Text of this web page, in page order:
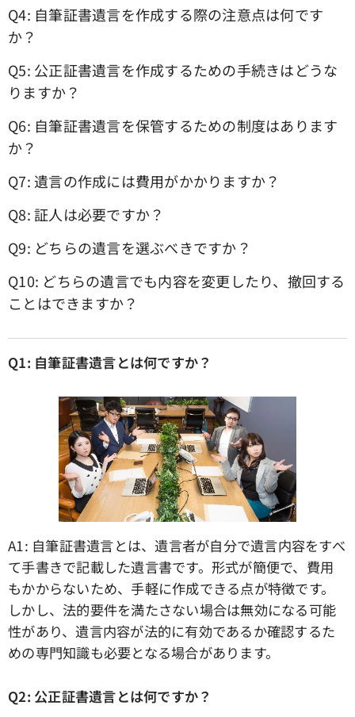
Q4: 自筆証書遺言を作成する際の注意点は何です
か？
Q5: 公正証書遺言を作成するための手続きはどうな
りますか？
Q6: 自筆証書遺言を保管するための制度はあります
か？
Q7: 遺言の作成には費用がかかりますか？
Q8: 証人は必要ですか？
Q9: どちらの遺言を選ぶべきですか？
Q10: どちらの遺言でも内容を変更したり、撤回する
ことはできますか？
Q1: 自筆証書遺言とは何ですか？
A1: 自筆証書遺言とは、遺言者が自分で遺言内容をすべ
て手書きで記載した遺言書です。形式が簡便で、費用
もかからないため、手軽に作成できる点が特徴です。
しかし、法的要件を満たさない場合は無効になる可能
性があり、遺言内容が法的に有効であるか確認するた
めの専門知識も必要となる場合があります。
Q2: 公正証書遺言とは何ですか？